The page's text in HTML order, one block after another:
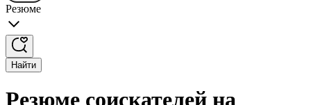
Резюме
Найти
Резюме соискателей на